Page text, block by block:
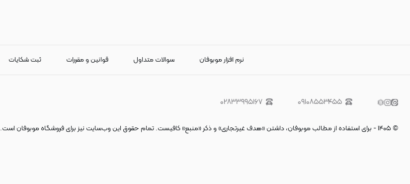
نرم افزار موبوفان سوالات متداول قوانین و مقررات ثبت شکایات
۰۹۱۰۸۵۵۳۴۵۵ ۰۲۸۳۳۹۹۵۱۶۷
©۱۴۰۵- برای استفاده از مطالب موبوفان، داشتن «هدف غیرتجاری» و ذکر «منبع» کافیست. تمام حقوق اين وب‌سايت نیز برای فروشگاه موبوفان است.